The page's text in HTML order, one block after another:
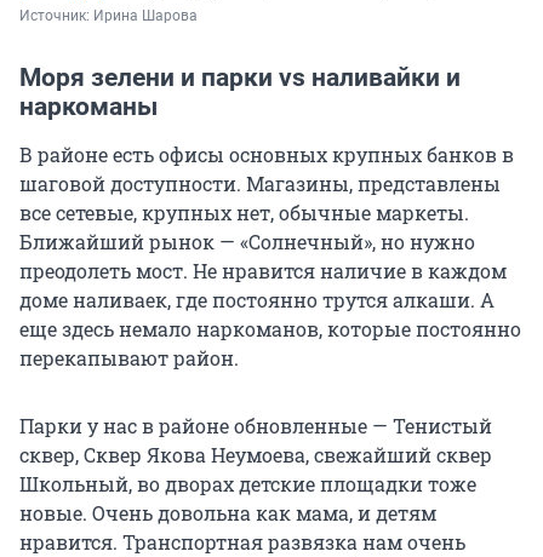
Источник: Ирина Шарова
Моря зелени и парки vs наливайки и
наркоманы
В районе есть офисы основных крупных банков в
шаговой доступности. Магазины, представлены
все сетевые, крупных нет, обычные маркеты.
Ближайший рынок — «Солнечный», но нужно
преодолеть мост. Не нравится наличие в каждом
доме наливаек, где постоянно трутся алкаши. А
еще здесь немало наркоманов, которые постоянно
перекапывают район.
Парки у нас в районе обновленные — Тенистый
сквер, Сквер Якова Неумоева, свежайший сквер
Школьный, во дворах детские площадки тоже
новые. Очень довольна как мама, и детям
нравится. Транспортная развязка нам очень